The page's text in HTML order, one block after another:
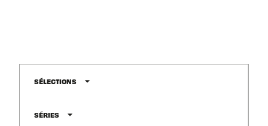
SÉLECTIONS arrow_drop_down
SÉRIES arrow_drop_down